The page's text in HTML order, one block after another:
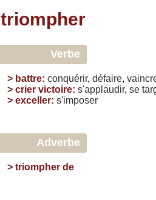
triompher
Verbe
> battre: conquérir, défaire,
> crier victoire: s'applaudir, se
> exceller: s'imposer
Adverbe
> triompher de